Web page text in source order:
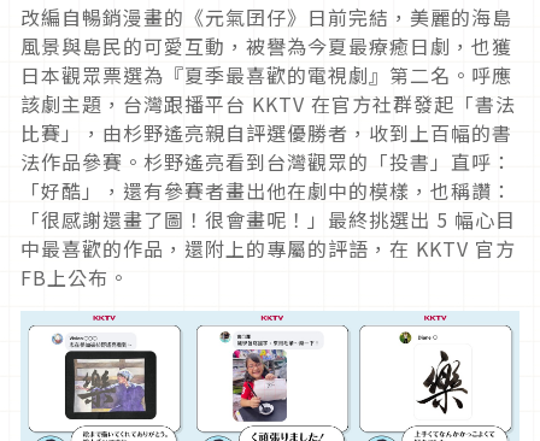
改編自暢銷漫畫的《元氣囝仔》日前完結，美麗的海島
風景與島民的可愛互動，被譽為今夏最療癒日劇，也獲
日本觀眾票選為『夏季最喜歡的電視劇』第二名。呼應
該劇主題，台灣跟播平台 KKTV 在官方社群發起「書法
比賽」，由杉野遙亮親自評選優勝者，收到上百幅的書
法作品參賽。杉野遙亮看到台灣觀眾的「投書」直呼：
「好酷」，還有參賽者畫出他在劇中的模樣，也稱讚：
「很感謝還畫了圖！很會畫呢！」最終挑選出 5 幅心目
中最喜歡的作品，還附上的專屬的評語，在 KKTV 官方
FB上公布。